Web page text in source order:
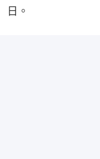
日。